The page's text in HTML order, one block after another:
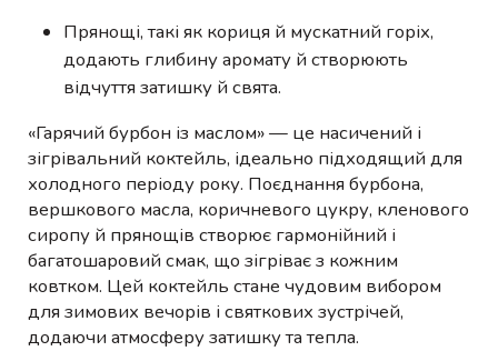
Прянощі, такі як кориця й мускатний горіх,
додають глибину аромату й створюють
відчуття затишку й свята.
«Гарячий бурбон із маслом» — це насичений і
зігрівальний коктейль, ідеально підходящий для
холодного періоду року. Поєднання бурбона,
вершкового масла, коричневого цукру, кленового
сиропу й прянощів створює гармонійний і
багатошаровий смак, що зігріває з кожним
ковтком. Цей коктейль стане чудовим вибором
для зимових вечорів і святкових зустрічей,
додаючи атмосферу затишку та тепла.